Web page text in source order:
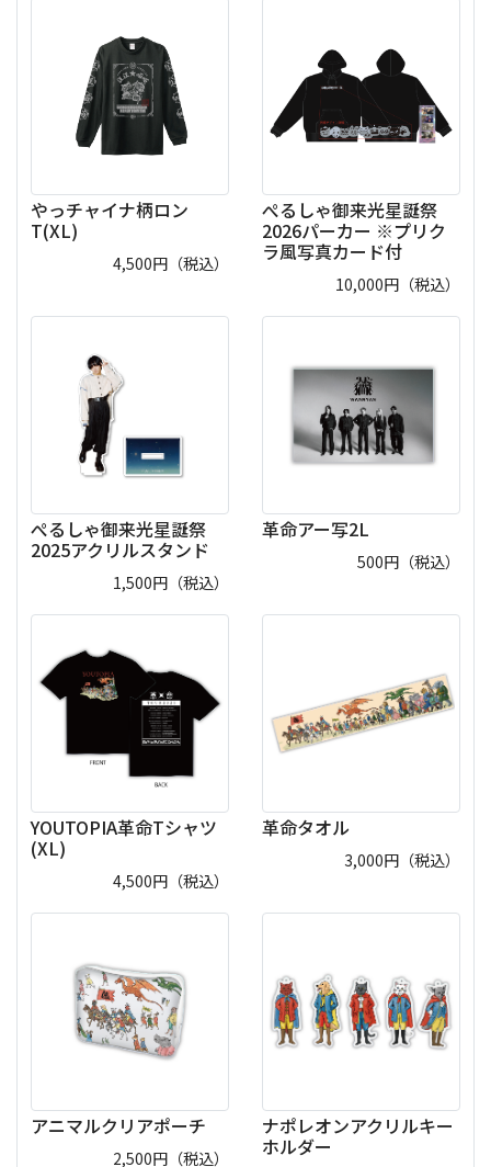
やっチャイナ柄ロン
T(XL)
4,500円（税込）
ぺるしゃ御来光星誕祭
2026パーカー ※プリク
ラ風写真カード付
10,000円（税込）
ぺるしゃ御来光星誕祭
2025アクリルスタンド
1,500円（税込）
革命アー写2L
500円（税込）
YOUTOPIA革命Tシャツ
(XL)
4,500円（税込）
革命タオル
3,000円（税込）
アニマルクリアポーチ
2,500円（税込）
ナポレオンアクリルキー
ホルダー